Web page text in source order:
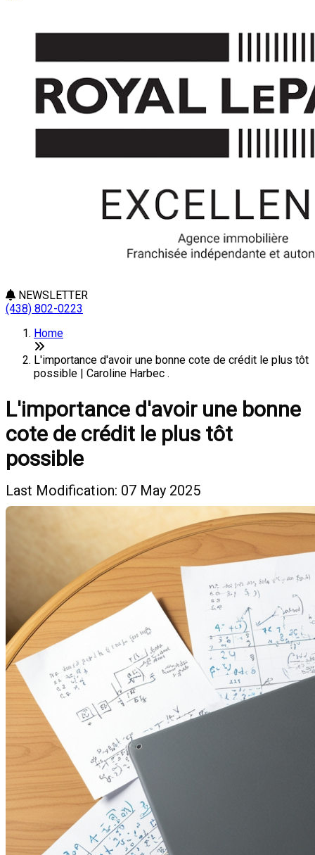
NEWSLETTER
(438) 802-0223
Home
L'importance d'avoir une bonne cote de crédit le plus tôt
possible | Caroline Harbec .
L'importance d'avoir une bonne
cote de crédit le plus tôt
possible
Last Modification: 07 May 2025